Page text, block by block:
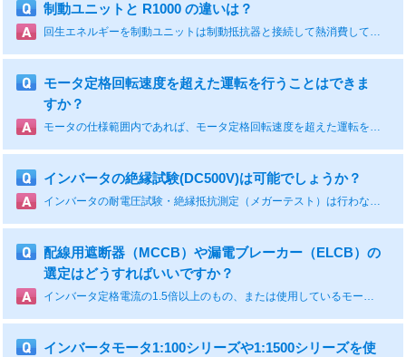
制動ユニットと R1000 の違いは？
回生エネルギーを制動ユニットは制動抵抗器と接続して熱消費して逃がします。 R1000 は電源回生し電源へ戻します。
モータ定格回転速度を超えた運転を行うことはできま
すか？
モータの仕様範囲内であれば、モータ定格回転速度を超えた運転を行うことは可能です。最高回転速度はモータ仕様や制御モードによって異なりますのでご確認ください。 例えば、PGなしベクトル制御（A1-02=2）の場合であれば、1:1.3（定格回転速度の130%）、PG付ベクトル制御（A1-02=3）の場合は、1:1.4が目安です（PG付の場合はPGカードの入力周波数許容範囲内であること）
インバータの絶縁試験(DC500V)は可能でしょうか？
インバータの耐電圧試験・絶縁抵抗測定（メガーテスト）は行わないでください。 インバータ内部の半導体素子・電子部品を破損させてしまうおそれがあります。 ※取扱説明書やテクニカルマニュアルにも記載しています。
配線用遮断器（MCCB）や漏電ブレーカー（ELCB）の
選定はどうすればいいですか？
インバータ定格電流の1.5倍以上のもの、または使用しているモータ容量にあわせてカタログの｢周辺機器･オプションの選定」に記載された配線用遮断器、電磁接触器を参照ください。
インバータモータ1:100シリーズや1:1500シリーズを使